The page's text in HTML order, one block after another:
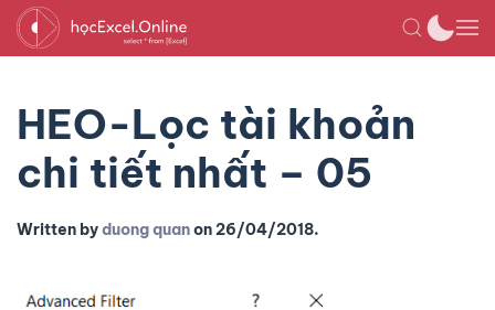
HEO-Lọc tài khoản
chi tiết nhất – 05
Written byduong quanon26/04/2018.